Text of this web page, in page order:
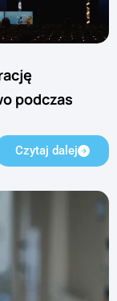
podczas
Czytaj dalej